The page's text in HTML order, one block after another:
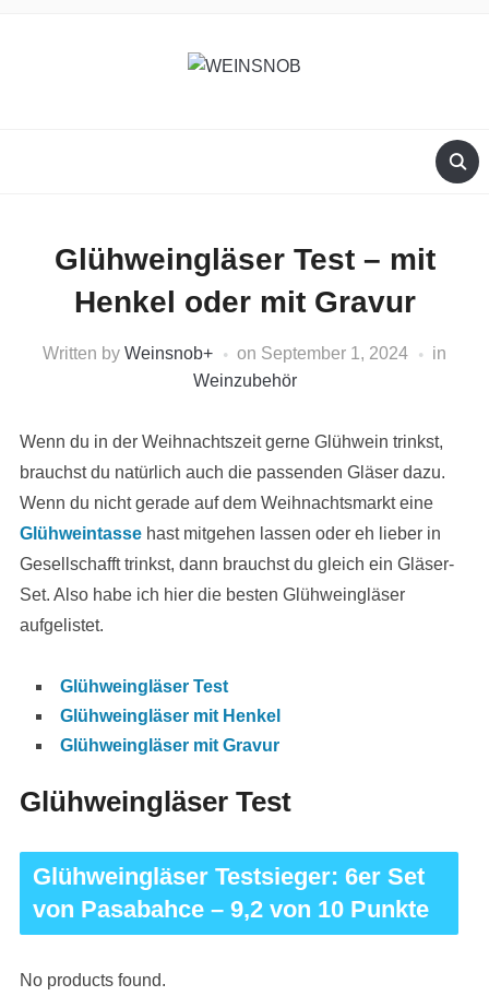
Glühweingläser Test – mit
Henkel oder mit Gravur
Written by Weinsnob+ on September 1, 2024
in
Weinzubehör
Wenn du in der Weihnachtszeit gerne Glühwein trinkst,
brauchst du natürlich auch die passenden Gläser dazu.
Wenn du nicht gerade auf dem Weihnachtsmarkt eine
Glühweintassehast mitgehen lassen oder eh lieber in
Gesellschafft trinkst, dann brauchst du gleich ein Gläser-
Set. Also habe ich hier die besten Glühweingläser
aufgelistet.
Glühweingläser Test
Glühweingläser mit Henkel
Glühweingläser mit Gravur
Glühweingläser Test
Glühweingläser Testsieger: 6er Set
von Pasabahce – 9,2 von 10 Punkte
No products found.